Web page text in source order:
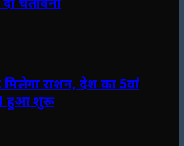
राशन, देश का 5वां
हुआ शुरू